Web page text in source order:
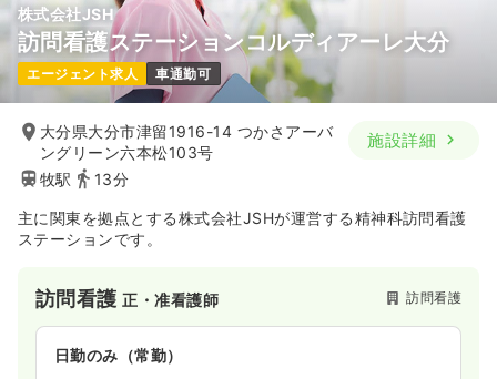
株式会社JSH
訪問看護ステーションコルディアーレ大分
エージェント求人 車通勤可
大分県大分市津留1916-14 つかさアーバ
ングリーン六本松103号
牧駅
13分
施設詳細
主に関東を拠点とする株式会社JSHが運営する精神科訪問看護
ステーションです。
訪問看護正・准看護師 訪問看護
日勤のみ（常勤）